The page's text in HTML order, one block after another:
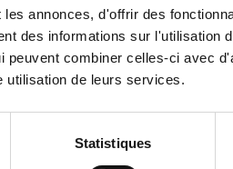
annonces, d'offrir des
des informations sur l'utilisation
combiner celles-ci avec
utilisation de leurs services.
Statistiques
Inscrivez-vous à
Saisissez votre
et les